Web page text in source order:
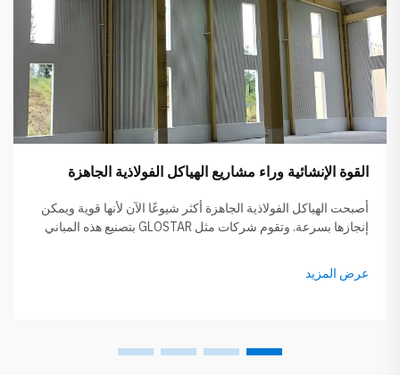
القوة الإنشائية وراء مشاريع الهياكل الفولاذية الجاهزة
أصبحت الهياكل الفولاذية الجاهزة أكثر شيوعًا الآن لأنها قوية ويمكن
إنجازها بسرعة. وتقوم شركات مثل GLOSTAR بتصنيع هذه المباني
الوقت في عملية البناء وعادةً ما يقلل أيضًا من الهدر...
عرض المزيد